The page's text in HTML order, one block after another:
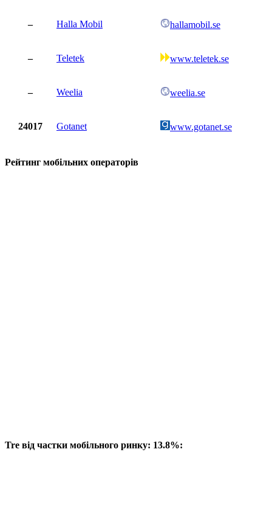
– Halla Mobil hallamobil.se
– Teletek www.teletek.se
– Weelia weelia.se
24017 Gotanet www.gotanet.se
Рейтинг мобільних операторів
Tre від частки мобільного ринку: 13.8%: